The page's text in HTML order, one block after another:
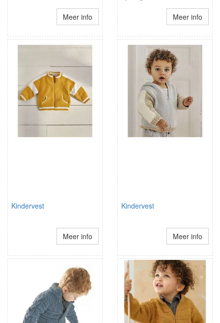
Meer info Meer info
Kindervest
Meer info
Kindervest
Meer info